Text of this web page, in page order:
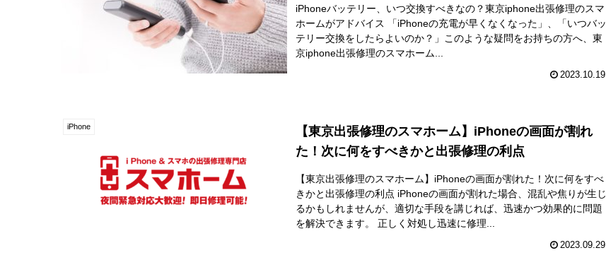
iPhoneバッテリー、いつ交換すべきなの？東京iphone出張修理のスマ
ホームがアドバイス 「iPhoneの充電が早くなくなった」、「いつバッ
テリー交換をしたらよいのか？」このような疑問をお持ちの方へ、東
京iphone出張修理のスマホーム...
2023.10.19
iPhone
【東京出張修理のスマホーム】iPhoneの画面が割れ
た！次に何をすべきかと出張修理の利点
【東京出張修理のスマホーム】iPhoneの画面が割れた！次に何をすべ
きかと出張修理の利点 iPhoneの画面が割れた場合、混乱や焦りが生じ
るかもしれませんが、適切な手段を講じれば、迅速かつ効果的に問題
を解決できます。 正しく対処し迅速に修理...
2023.09.29